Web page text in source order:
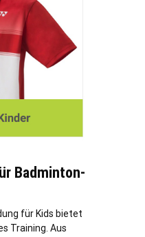
Badminton-
für Kids bietet
Training. Aus